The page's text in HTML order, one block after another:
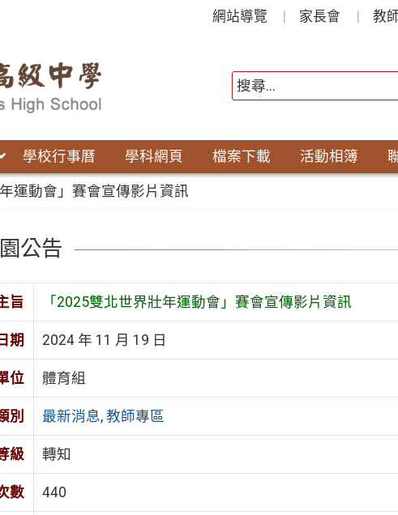
網站導覽 家長會 教
學校行事曆 學科網頁 檔案下載 活動相簿
運動會」賽會宣傳影片資訊
公告
旨 「2025雙北世界壯年運動會」賽會宣傳影片資訊
期 2024 年 11 月 19 日
位 體育組
別 最新消息, 教師專區
級 轉知
數 440